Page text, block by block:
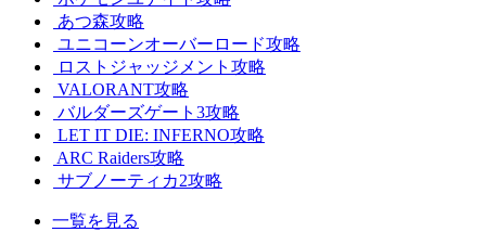
あつ森攻略
ユニコーンオーバーロード攻略
ロストジャッジメント攻略
VALORANT攻略
バルダーズゲート3攻略
LET IT DIE: INFERNO攻略
ARC Raiders攻略
サブノーティカ2攻略
一覧を見る